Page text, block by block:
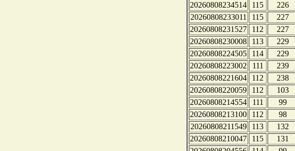
20260808234514
115 226
20260808233011
115 227
20260808231527
112 227
20260808230008
113 229
20260808224505
114 229
20260808223002
111 239
20260808221604
112 238
20260808220059
112 103
20260808214554
111 99
20260808213100
112 98
20260808211549
113 132
20260808210047
115 131